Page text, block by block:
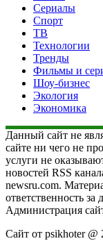
Сериалы
Спорт
ТВ
Технологии
Тренды
Фильмы и
Шоу-бизнес
Экология
Экономика
Данный сайт не
сайте ни чего не
услуги не
новостей RSS
newsru.com.
ответственность
Администрация
Сайт от psikhoter @